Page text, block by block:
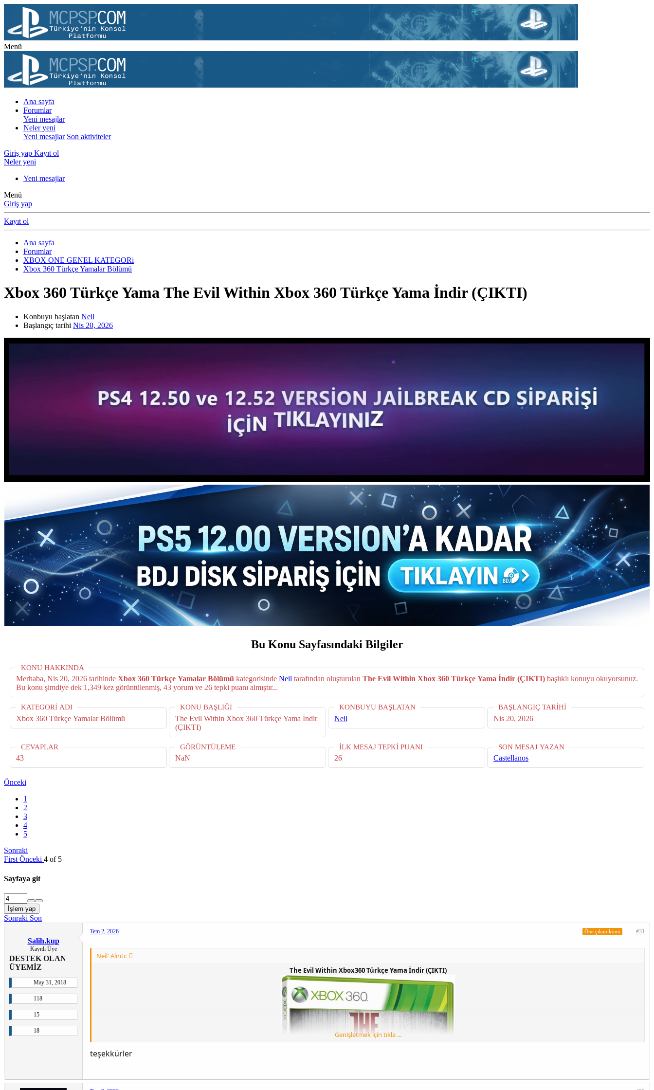
Menü
Ana sayfa
Forumlar
Yeni mesajlar
Neler yeni
Yeni mesajlar Son aktiviteler
Giriş yap Kayıt ol
Neler yeni
Yeni mesajlar
Menü
Giriş yap
Kayıt ol
Ana sayfa
Forumlar
XBOX ONE GENEL KATEGORi
Xbox 360 Türkçe Yamalar Bölümü
Xbox 360 Türkçe Yama The Evil Within Xbox 360 Türkçe Yama İndir (ÇIKTI)
Konbuyu başlatan Neil
Başlangıç tarihi Nis 20, 2026
Bu Konu Sayfasındaki Bilgiler
KONU HAKKINDA
Merhaba, Nis 20, 2026 tarihinde Xbox 360 Türkçe Yamalar Bölümü kategorisinde Neil tarafından oluşturulan The Evil Within Xbox 360 Türkçe Yama İndir (ÇIKTI) başlıklı konuyu okuyorsunuz.
Bu konu şimdiye dek 1,349 kez görüntülenmiş, 43 yorum ve 26 tepki puanı almıştır...
KATEGORI ADI
Xbox 360 Türkçe Yamalar Bölümü
KONU BAŞLIĞI
The Evil Within Xbox 360 Türkçe Yama İndir
(ÇIKTI)
KONBUYU BAŞLATAN
Neil
BAŞLANGIÇ TARIHI
Nis 20, 2026
CEVAPLAR
43
GÖRÜNTÜLEME
NaN
İLK MESAJ TEPKI PUANI
26
SON MESAJ YAZAN
Castellanos
Önceki
1
2
3
4
5
Sonraki
First Önceki 4 of 5
Sayfaya git
İşlem yap
Sonraki Son
Salih.kup
Kayıtlı Üye
DESTEK OLAN
ÜYEMİZ
May 31, 2018
118
15
18
Tem 2, 2026 Öne çıkan konu #31
Neil' Alıntı:
The Evil Within Xbox360 Türkçe Yama İndir (ÇIKTI)
Genişletmek için tıkla ...
teşekkürler